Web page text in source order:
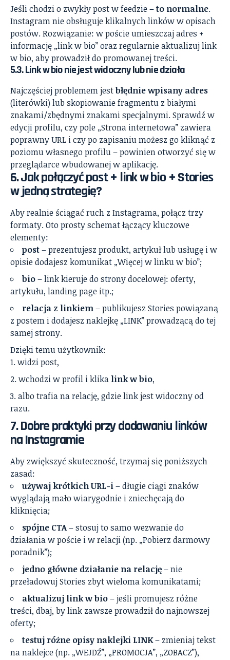
Jeśli chodzi o zwykły post w feedzie –to normalne.
Instagram nie obsługuje klikalnych linków w opisach
postów. Rozwiązanie: w poście umieszczaj adres +
informację „link w bio” oraz regularnie aktualizuj link
w bio, aby prowadził do promowanej treści.
5.3. Link w bio nie jest widoczny lub nie działa
Najczęściej problemem jestbłędnie wpisany adres
(literówki) lub skopiowanie fragmentu z białymi
znakami/zbędnymi znakami specjalnymi. Sprawdź w
edycji profilu, czy pole „Strona internetowa” zawiera
poprawny URL i czy po zapisaniu możesz go kliknąć z
poziomu własnego profilu – powinien otworzyć się w
przeglądarce wbudowanej w aplikację.
6. Jak połączyć post + link w bio + Stories
w jedną strategię?
Aby realnie ściągać ruch z Instagrama, połącz trzy
formaty. Oto prosty schemat łączący kluczowe
elementy:
post– prezentujesz produkt, artykuł lub usługę i w
opisie dodajesz komunikat „Więcej w linku w bio”;
bio– link kieruje do strony docelowej: oferty,
artykułu, landing page itp.;
relacja z linkiem– publikujesz Stories powiązaną
z postem i dodajesz naklejkę „LINK” prowadzącą do tej
samej strony.
Dzięki temu użytkownik:
widzi post,
wchodzi w profil i klika link w bio,
albo trafia na relację, gdzie link jest widoczny od
razu.
7. Dobre praktyki przy dodawaniu linków
na Instagramie
Aby zwiększyć skuteczność, trzymaj się poniższych
zasad:
używaj krótkich URL-i– długie ciągi znaków
wyglądają mało wiarygodnie i zniechęcają do
kliknięcia;
spójne CTA– stosuj to samo wezwanie do
działania w poście i w relacji (np. „Pobierz darmowy
poradnik”);
jedno główne działanie na relację– nie
przeładowuj Stories zbyt wieloma komunikatami;
aktualizuj link w bio– jeśli promujesz różne
treści, dbaj, by link zawsze prowadził do najnowszej
oferty;
testuj różne opisy naklejki LINK– zmieniaj tekst
na naklejce (np. „WEJDŹ”, „PROMOCJA”, „ZOBACZ”),